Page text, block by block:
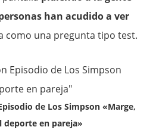
han acudido a ver
como una pregunta tipo test.
de Los Simpson «Marge,
deporte en pareja»